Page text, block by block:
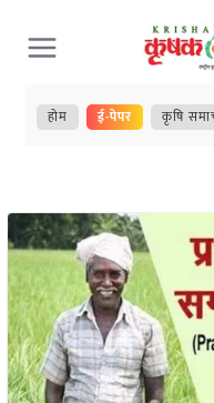
Skip
to
content
होम ई-पेपर कृषि